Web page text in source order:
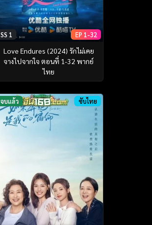
SS 1 EP 1-32
Love Endures (2024) รักไม่เคย
จางไปจากใจ ตอนที่ 1-32 พากย์
ไทย
จบแล้ว ซับไทย